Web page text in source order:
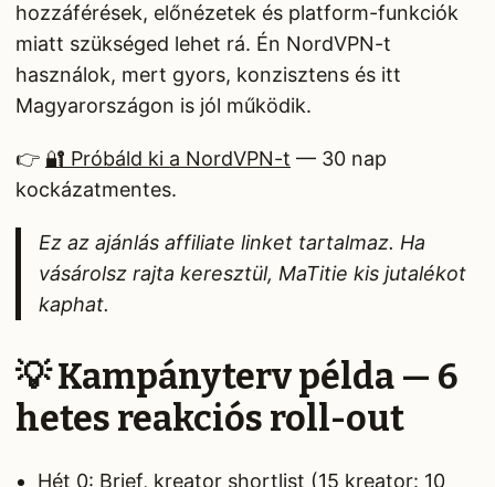
hozzáférések, előnézetek és platform-funkciók
miatt szükséged lehet rá. Én NordVPN-t
használok, mert gyors, konzisztens és itt
Magyarországon is jól működik.
👉 🔐 Próbáld ki a NordVPN-t — 30 nap
kockázatmentes.
Ez az ajánlás affiliate linket tartalmaz. Ha
vásárolsz rajta keresztül, MaTitie kis jutalékot
kaphat.
💡 Kampányterv példa — 6
hetes reakciós roll-out
Hét 0: Brief, kreator shortlist (15 kreator: 10